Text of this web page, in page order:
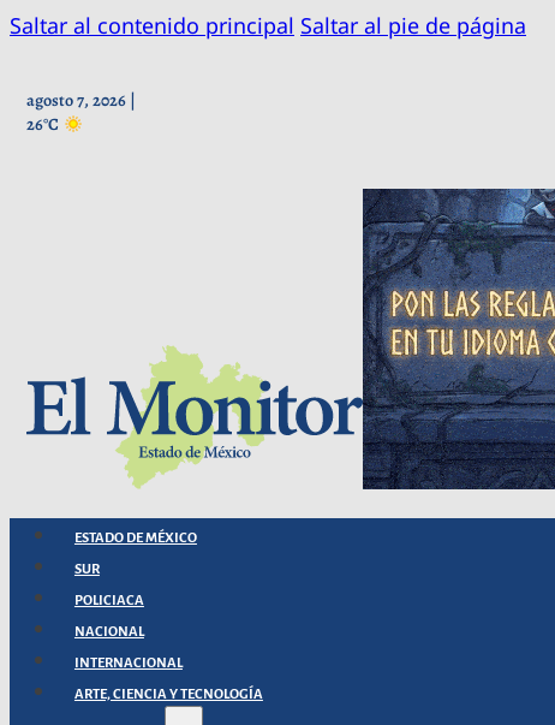
Saltar al contenido principal Saltar al pie de página
agosto 7, 2026 |
26°C
ESTADO DE MÉXICO
SUR
POLICIACA
NACIONAL
INTERNACIONAL
ARTE, CIENCIA Y TECNOLOGÍA